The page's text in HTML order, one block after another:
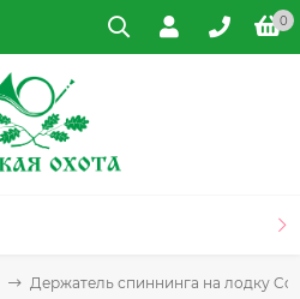
0
Держатель спиннинга на лодку